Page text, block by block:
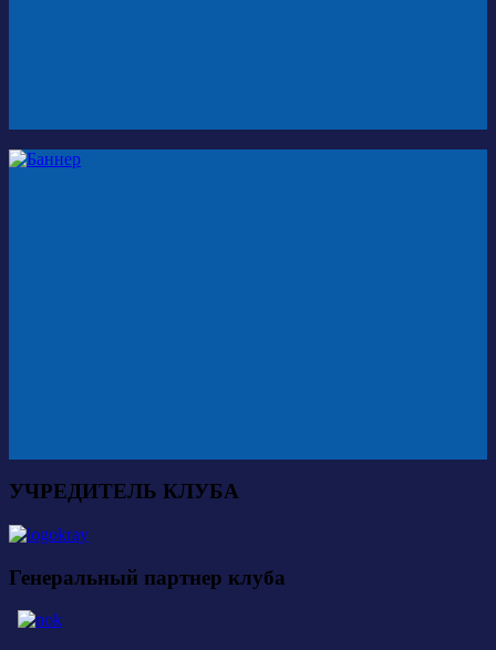
УЧРЕДИТЕЛЬ КЛУБА
Генеральный партнер клуба